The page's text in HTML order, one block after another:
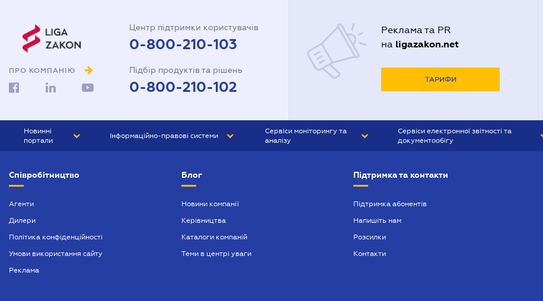
ПРО КОМПАНІЮ
Центр підтримки користувачів
0-800-210-103
Підбір продуктів та рішень
0-800-210-102
Реклама та PR
на ligazakon.net
ТАРИФИ
Новинні
портали
БІЗНЕС
Інформаційно-правові системи
БУХГАЛТЕР ПРОФ
Сервіси моніторингу та
аналізу
Сервіси електронної звітності та
документообігу
Співробітництво
Агенти
Дилери
Політика конфіденційності
Умови використання сайту
Реклама
Блог
Новини компанії
Керівництва
Каталоги компаній
Теми в центрі уваги
Підтримка та контакти
Підтримка абонентів
Напишіть нам
Розсилки
Контакти